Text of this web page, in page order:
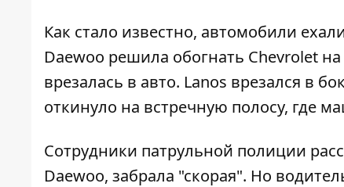
Как стало известно, автомобили
Daewoo решила обогнать Chevrolet
врезалась в авто. Lanos врезался в
откинуло на встречную полосу, где
Сотрудники патрульной полиции
Daewoo, забрала "скорая". Но